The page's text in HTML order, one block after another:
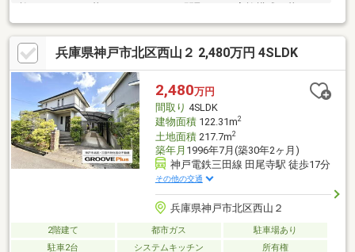
方に合わせて部屋を使い分けしやすい住まい■1階約9帖洋室付き
で、将来的に1階中心の生活にも対応しやすい設計です■駐車2台
可能、前面道路約5.9mで車の出し入れも落ち着いてしやすい区画
■キッチン・浴室・トイレ・洗面台新調予定で、水回りも気持ち
よく使えます■クロス張替え、建具交換、外壁塗装などリフォー
ム実施予定です■広さと生活利便を兼ね備えた一邸。ぜひ現地で
ゆとりある暮らしをご体感ください
兵庫県神戸市北区西山２ 2,480万円 4SLDK
2,480万円
間取り 4SLDK
建物面積122.31m2
土地面積217.7m2
築年月 1996年7月(築30年2ヶ月)
神戸電鉄三田線 田尾寺駅 徒歩17分
その他の交通
兵庫県神戸市北区西山２
2階建て 都市ガス
駐車場あり
駐車2台
システムキッチン 所有権